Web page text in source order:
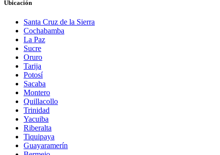
Ubicación
Santa Cruz de la Sierra
Cochabamba
La Paz
Sucre
Oruro
Tarija
Potosí
Sacaba
Montero
Quillacollo
Trinidad
Yacuiba
Riberalta
Tiquipaya
Guayaramerín